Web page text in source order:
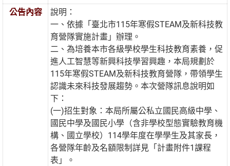
公告內容
說明：
一、依據「臺北市115年寒假STEAM及新科技教
育營隊實施計畫」辦理。
二、為培養本市各級學校學生科技教育素養，促
進人工智慧等新興科技學習興趣，本局規劃於
115年寒假STEAM及新科技教育營隊，帶領學生
認識未來科技發展趨勢。本次營隊訊息說明如
下：
(一)招生對象：本局所屬公私立國民高級中學、
國民中學及國民小學（含非學校型態實驗教育機
構、國立學校）114學年度在學學生及其家長，
各營隊年齡及名額限制詳見「計畫附件1課程
表」。